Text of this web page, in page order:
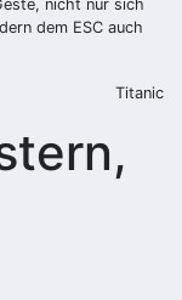
nicht nur sich
dem ESC auch
Titanic